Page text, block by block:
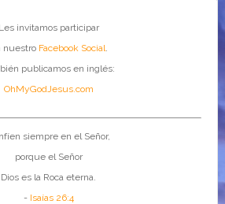
Les invitamos participar
nuestro Facebook Social.
publicamos en inglés:
OhMyGodJesus.com
siempre en el Señor,
porque el Señor
Dios es la Roca eterna.
- Isaías 26:4